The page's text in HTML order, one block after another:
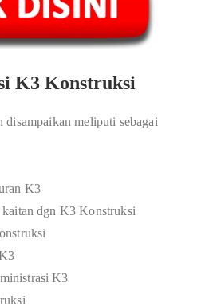
K3 Konstruksi
disampaikan meliputi sebagai
K3
dgn K3 Konstruksi
K3